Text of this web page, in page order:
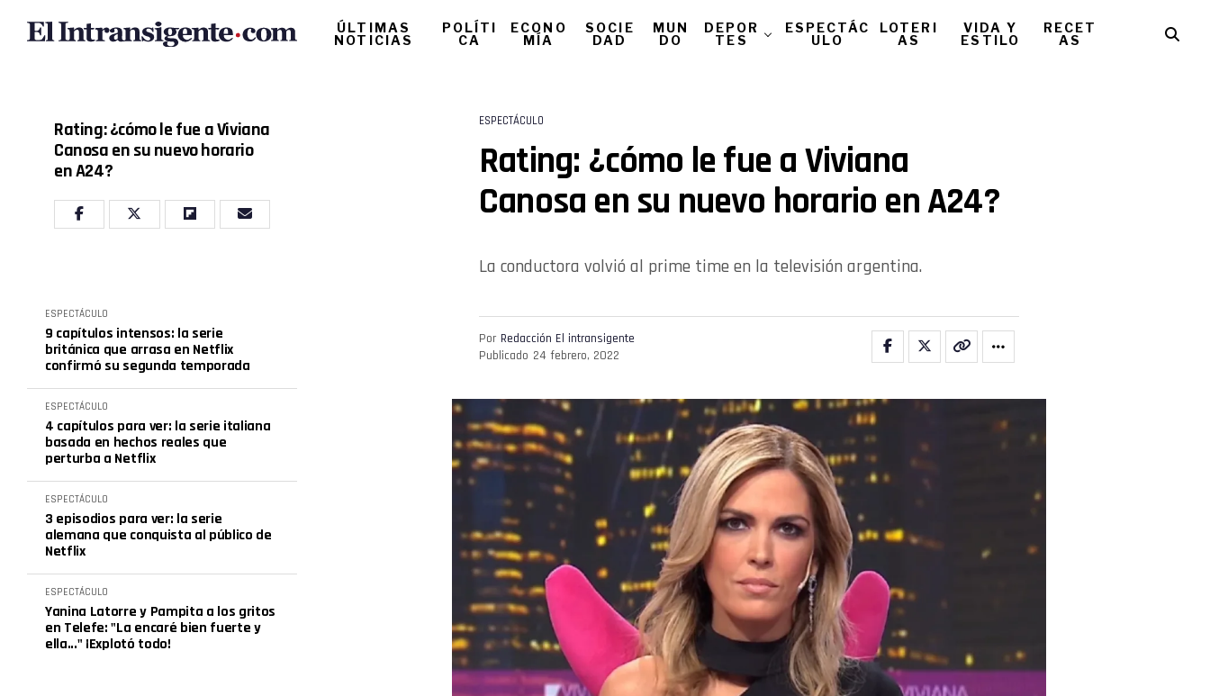
ÚLTIMAS
NOTICIAS
POLÍTI
CA
ECONO
MÍA
SOCIE
DAD
MUN
DO
DEPOR
TES
ESPECTÁC
ULO
LOTERI
AS
VIDA Y
ESTILO
RECET
AS
Rating: ¿cómo le fue a Viviana
Canosa en su nuevo horario
en A24?
ESPECTÁCULO
9 capítulos intensos: la serie
británica que arrasa en Netflix
confirmó su segunda temporada
ESPECTÁCULO
4 capítulos para ver: la serie italiana
basada en hechos reales que
perturba a Netflix
ESPECTÁCULO
3 episodios para ver: la serie
alemana que conquista al público de
Netflix
ESPECTÁCULO
Yanina Latorre y Pampita a los gritos
en Telefe: "La encaré bien fuerte y
ella..." ¡Explotó todo!
ESPECTÁCULO
Rating: ¿cómo le fue a Viviana
Canosa en su nuevo horario en A24?
La conductora volvió al prime time en la televisión argentina.
Por Redacción El intransigente
Publicado 24 febrero, 2022